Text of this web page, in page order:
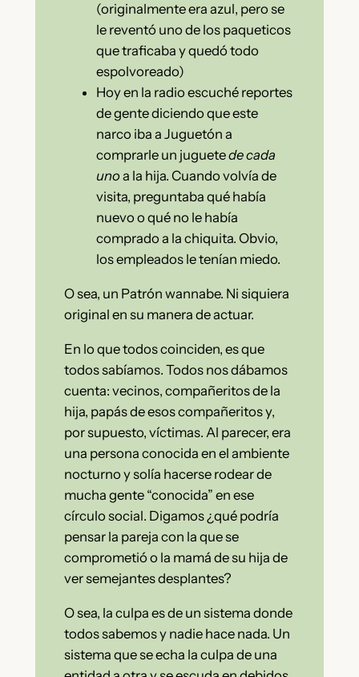
(originalmente era azul, pero se
le reventó uno de los paqueticos
que traficaba y quedó todo
espolvoreado)
Hoy en la radio escuché reportes
de gente diciendo que este
narco iba a Juguetón a
comprarle un juguetede cada
uno a la hija. Cuando volvía de
visita, preguntaba qué había
nuevo o qué no le había
comprado a la chiquita. Obvio,
los empleados le tenían miedo.
O sea, un Patrón wannabe. Ni siquiera
original en su manera de actuar.
En lo que todos coinciden, es que
todos sabíamos. Todos nos dábamos
cuenta: vecinos, compañeritos de la
hija, papás de esos compañeritos y,
por supuesto, víctimas. Al parecer, era
una persona conocida en el ambiente
nocturno y solía hacerse rodear de
mucha gente “conocida” en ese
círculo social. Digamos ¿qué podría
pensar la pareja con la que se
comprometió o la mamá de su hija de
ver semejantes desplantes?
O sea, la culpa es de un sistema donde
todos sabemos y nadie hace nada. Un
sistema que se echa la culpa de una